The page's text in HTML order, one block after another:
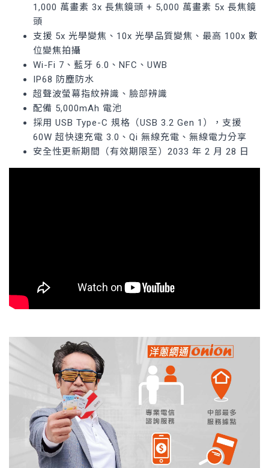
1,000 萬畫素 3x 長焦鏡頭 + 5,000 萬畫素 5x 長焦鏡
頭
支援 5x 光學變焦、10x 光學品質變焦、最高 100x 數
位變焦拍攝
Wi-Fi 7、藍牙 6.0、NFC、UWB
IP68 防塵防水
超聲波螢幕指紋辨識、臉部辨識
配備 5,000mAh 電池
採用 USB Type-C 規格（USB 3.2 Gen 1），支援
60W 超快速充電 3.0、Qi 無線充電、無線電力分享
安全性更新期間（有效期限至）2033 年 2 月 28 日